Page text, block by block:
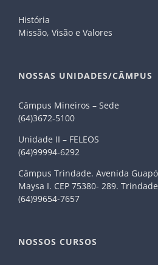
História
Missão, Visão e Valores
NOSSAS UNIDADES/CÂMPUS
Câmpus Mineiros – Sede
(64)3672-5100
Unidade II – FELEOS
(64)99994-6292
Câmpus Trindade. Avenida
Maysa I. CEP 75380- 289.
(64)99654-7657
NOSSOS CURSOS